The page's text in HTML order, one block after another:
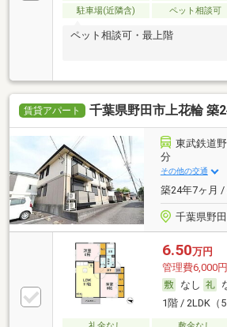
駐車場(近隣含)
ペット相談可
ペット相談可・最上階
賃貸アパート 千葉県野田市上花輪 築
東武鉄道
分
その他の交通
築24年7ヶ月 /
千葉県野
6.50万円
管理費6,000円
なし
1階 / 2LDK（